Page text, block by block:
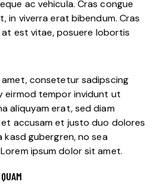
ac vehicula. Cras congue
in viverra erat bibendum. Cras
est vitae, posuere lobortis
consetetur sadipscing
eirmod tempor invidunt ut
aliquyam erat, sed diam
accusam et justo duo dolores
gubergren, no sea
ipsum dolor sit amet.